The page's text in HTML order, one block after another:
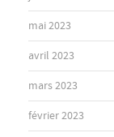
mai 2023
avril 2023
mars 2023
février 2023